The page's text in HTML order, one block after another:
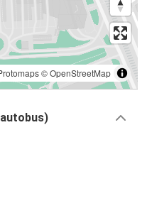
©OpenStreetMap